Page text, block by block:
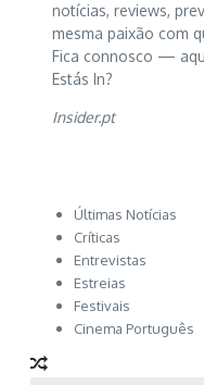
notícias, reviews,
mesma paixão com
Fica connosco —
Estás In?
Insider.pt
Últimas Notícias
Críticas
Entrevistas
Estreias
Festivais
Cinema Português